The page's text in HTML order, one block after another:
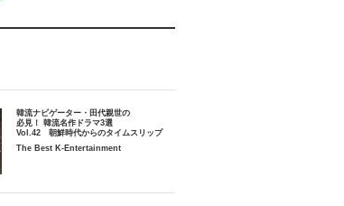
韓流ナビゲーター・田代親世の
必見！ 韓流名作ドラマ3選
Vol.42 朝鮮時代からのタイムスリップ
The Best K-Entertainment